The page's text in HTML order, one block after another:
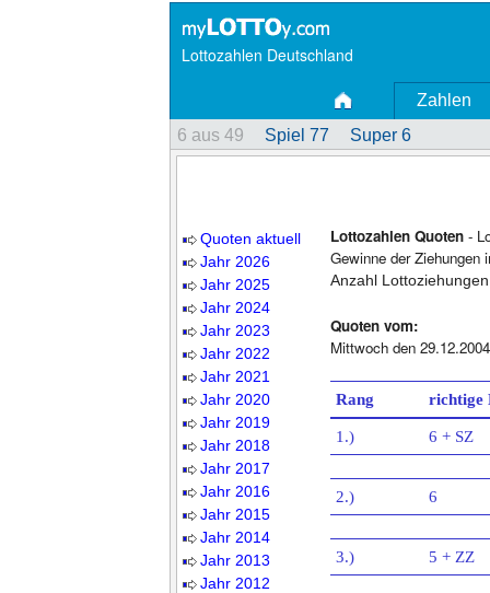
Lottozahlen Deutschland
Zahlen
6 aus 49
Spiel 77 Super 6
Quoten aktuell
Jahr 2026
Jahr 2025
Jahr 2024
Jahr 2023
Jahr 2022
Jahr 2021
Jahr 2020
Jahr 2019
Jahr 2018
Jahr 2017
Jahr 2016
Jahr 2015
Jahr 2014
Jahr 2013
Jahr 2012
Lottozahlen Quoten -
Gewinne der Ziehungen
Anzahl
Quoten vom:
Mittwoch den 29.12.2004
Rang richtige
1.) 6 + SZ
2.) 6
3.) 5 + ZZ